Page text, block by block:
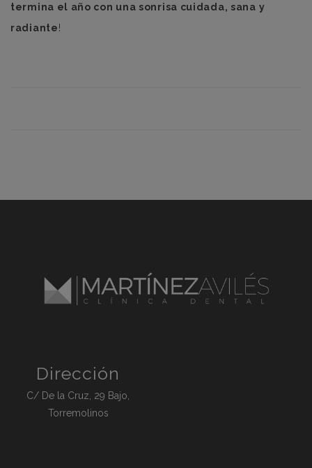
termina el año con una sonrisa cuidada, sana y
radiante!
Dirección
C/ De la Cruz, 29 Bajo,
Torremolinos